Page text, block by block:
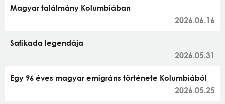
Magyar találmány Kolumbiában
2026.06.16
Safikada legendája
2026.05.31
Egy 96 éves magyar emigráns története Kolumbiából
2026.05.25